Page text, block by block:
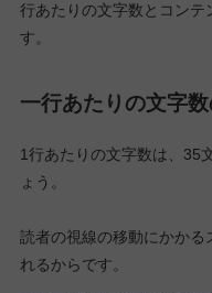
行あたりの文字数とコンテ
す。
一行あたりの文字
1行あたりの文字数は、35
ょう。
読者の視線の移動にかかる
れるからです。